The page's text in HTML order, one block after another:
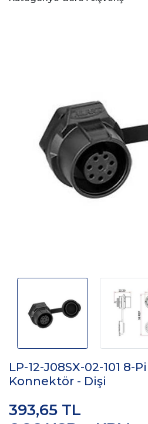
LP-12-J08SX-02-101 8-
Konnektör - Dişi
393,65 TL